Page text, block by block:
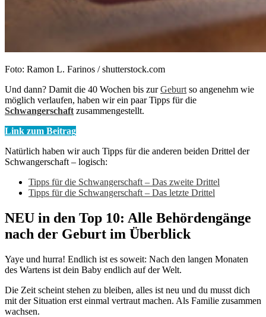
Foto: Ramon L. Farinos / shutterstock.com
Und dann? Damit die 40 Wochen bis zurGeburt so angenehm wie
möglich verlaufen, haben wir ein paar Tipps für die
Schwangerschaft zusammengestellt.
Link zum Beitrag
Natürlich haben wir auch Tipps für die anderen beiden Drittel der
Schwangerschaft – logisch:
Tipps für die Schwangerschaft – Das zweite Drittel
Tipps für die Schwangerschaft – Das letzte Drittel
NEU in den Top 10: Alle Behördengänge
nach der Geburt im Überblick
Yaye und hurra! Endlich ist es soweit: Nach den langen Monaten
des Wartens ist dein Baby endlich auf der Welt.
Die Zeit scheint stehen zu bleiben, alles ist neu und du musst dich
mit der Situation erst einmal vertraut machen. Als Familie zusammen
wachsen.